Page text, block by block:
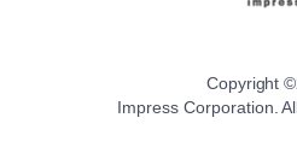
Copyright ©
Impress Corporation.